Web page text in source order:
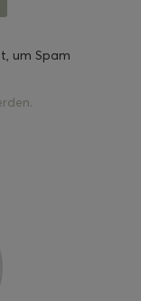
um Spam